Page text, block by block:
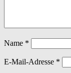
Name *
E-Mail-Adresse *